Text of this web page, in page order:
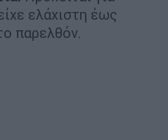
ελάχιστη έως
παρελθόν.